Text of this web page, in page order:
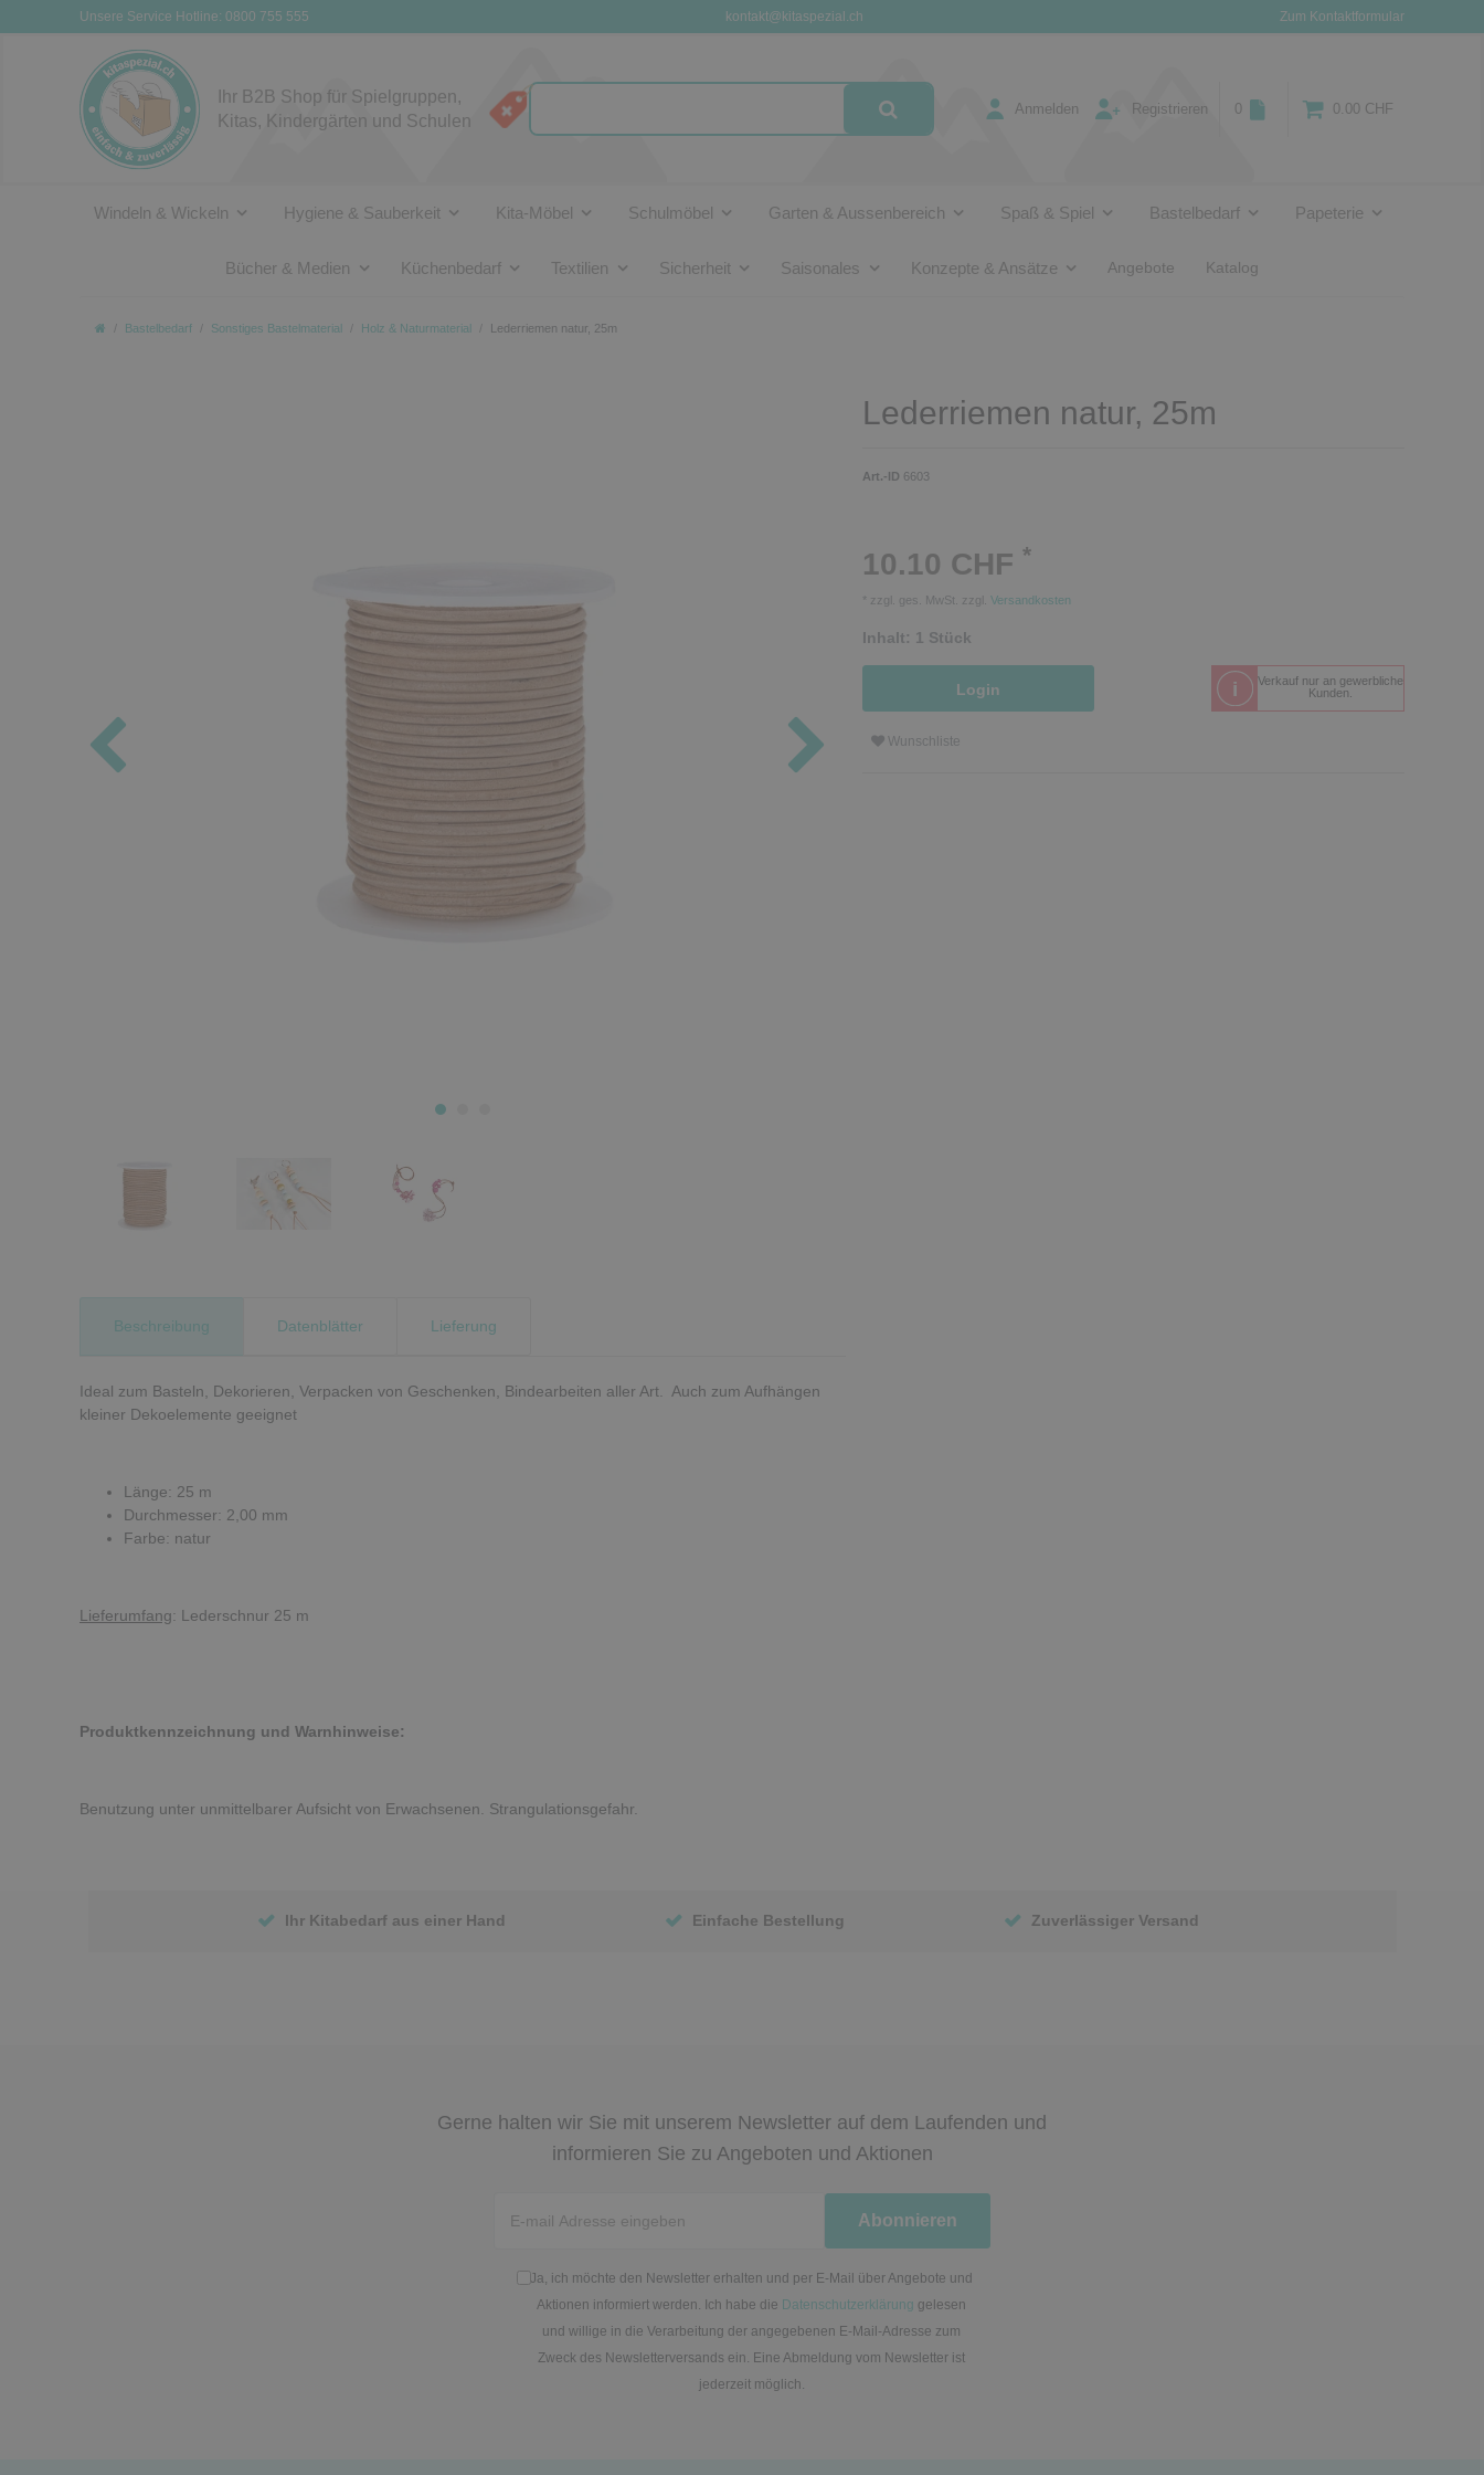
Unsere Service Hotline: 0800 755 555 kontakt@kitaspezial.ch Zum Kontaktformular
Ihr B2B Shop für Spielgruppen,
Kitas, Kindergärten und Schulen
Anmelden Registrieren 0 0.00 CHF
Windeln & Wickeln Hygiene & Sauberkeit Kita-Möbel Schulmöbel Garten & Aussenbereich Spaß & Spiel Bastelbedarf Papeterie
Bücher & Medien Küchenbedarf Textilien Sicherheit Saisonales Konzepte & Ansätze Angebote Katalog
Bastelbedarf Sonstiges Bastelmaterial Holz & Naturmaterial Lederriemen natur, 25m
Lederriemen natur, 25m
Art.-ID 6603
10.10 CHF *
* zzgl. ges. MwSt. zzgl. Versandkosten
Inhalt: 1 Stück
Login
Verkauf nur an gewerbliche
Kunden.
Wunschliste
Beschreibung Datenblätter Lieferung
Ideal zum Basteln, Dekorieren, Verpacken von Geschenken, Bindearbeiten aller Art. Auch zum Aufhängen
kleiner Dekoelemente geeignet
Länge: 25 m
Durchmesser: 2,00 mm
Farbe: natur
Lieferumfang: Lederschnur 25 m
Produktkennzeichnung und Warnhinweise:
Benutzung unter unmittelbarer Aufsicht von Erwachsenen. Strangulationsgefahr.
Ihr Kitabedarf aus einer Hand Einfache Bestellung Zuverlässiger Versand
Gerne halten wir Sie mit unserem Newsletter auf dem Laufenden und
informieren Sie zu Angeboten und Aktionen
Honig
Abonnieren
Ja, ich möchte den Newsletter erhalten und per E-Mail über Angebote und
Aktionen informiert werden. Ich habe die Datenschutzerklärung gelesen
und willige in die Verarbeitung der angegebenen E-Mail-Adresse zum
Zweck des Newsletterversands ein. Eine Abmeldung vom Newsletter ist
jederzeit möglich.